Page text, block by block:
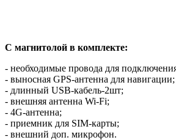
С магнитолой в комплекте:
- необходимые провода для
- выносная GPS-антенна для навигации;
- длинный USB-кабель-2шт;
- внешняя антенна Wi-Fi;
- 4G-антенна;
- приемник для SIM-карты;
- внешний доп. микрофон.